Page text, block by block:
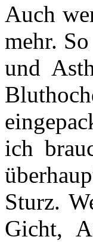
Auch
mehr.
und
ich
Sturz.
Gicht,